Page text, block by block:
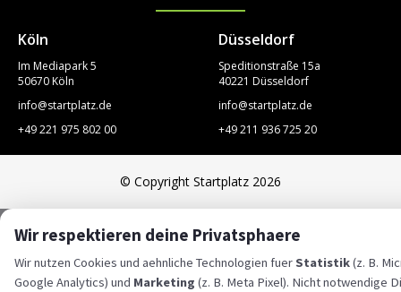
Köln
Im Mediapark 5
50670 Köln
info@startplatz.de
+49 221 975 802 00
Düsseldorf
Speditionstraße 15a
40221 Düsseldorf
info@startplatz.de
+49 211 936 725 20
© Copyright Startplatz 2026
Wir respektieren deine Privatsphaere
Wir nutzen Cookies und aehnliche Technologien fuerStatistik(z. B.
Google Analytics) und Marketing (z. B. Meta Pixel). Nicht notwendige